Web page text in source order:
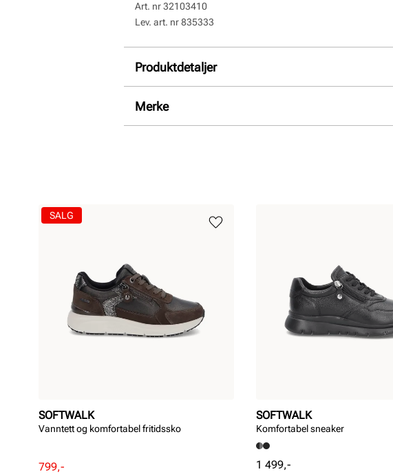
Art. nr32103410
Lev. art. nr835333
Produktdetaljer
Overdel:
Merke
SOFTWALK
Vanntett og komfortabel fritidssko
Rabattert
799,-
Ordinær
SALG
SOFTWALK
Komfortabel sneaker
Pris
1 499,-